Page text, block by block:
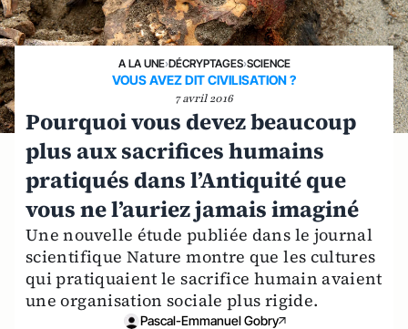
A LA UNE›DÉCRYPTAGES›SCIENCE
VOUS AVEZ DIT CIVILISATION ?
7 avril 2016
Pourquoi vous devez beaucoup
plus aux sacrifices humains
pratiqués dans l’Antiquité que
vous ne l’auriez jamais imaginé
Une nouvelle étude publiée dans le journal
scientifique Nature montre que les cultures
qui pratiquaient le sacrifice humain avaient
une organisation sociale plus rigide.
Pascal-Emmanuel Gobry